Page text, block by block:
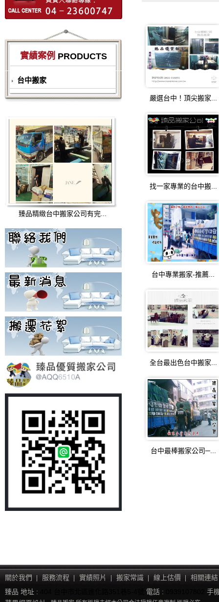
實績案例 PRODUCTS
台中搬家
臻品精緻台中搬家公司有完...
嚴選台中！頂尖搬家...
找一家專業的台中搬...
台中專業搬家-推薦...
全台最出色台中搬家...
台中最棒搬家公司─...
關於我們 服務流程 實績照片 搬家常識 線上估價
相關連結
臻品 地址 :
電話 :
手